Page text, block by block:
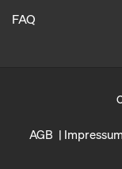
FAQ
AGB